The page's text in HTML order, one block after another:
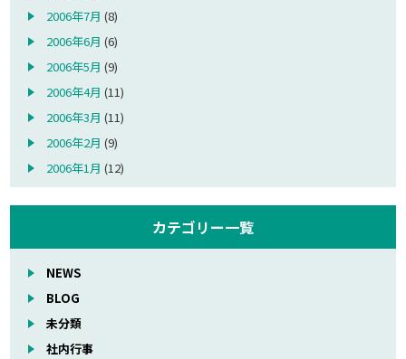
2006年7月 (8)
2006年6月 (6)
2006年5月 (9)
2006年4月 (11)
2006年3月 (11)
2006年2月 (9)
2006年1月 (12)
カテゴリー一覧
NEWS
BLOG
未分類
社内行事